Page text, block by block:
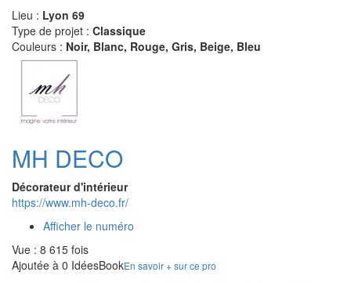
Lieu : Lyon 69
Type de projet : Classique
Couleurs : Noir, Blanc, Rouge, Gris, Beige, Bleu
MH DECO
Décorateur d'intérieur
https://www.mh-deco.fr/
Afficher le numéro
Vue : 8 615 fois
Ajoutée à 0 IdéesBookEn savoir + sur ce pro